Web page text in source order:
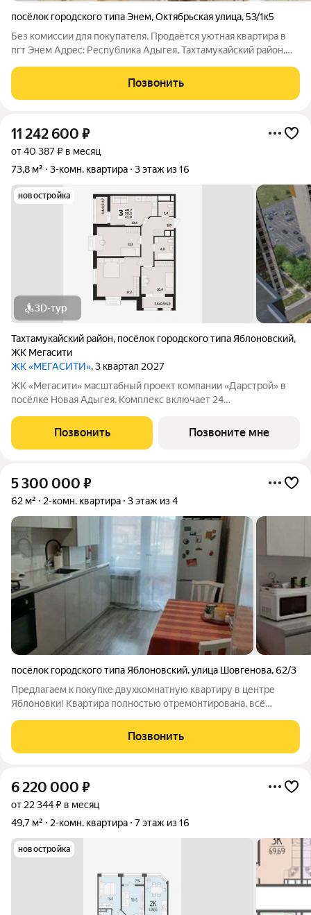
посёлок городского типа Энем,Октябрьская улица,53/1к5
Без комиссии для покупателя. Продаётся уютная квартира в
пгт Энем Адрес: Республика Адыгея, Тахтамукайский район,
кирпичный дом 2017 года постройки. Квартира на 5м этаже.
Просторная кухнягостиная
Позвонить
11 242 600 ₽
от 40 387 ₽ в месяц
73,8 м²
3-комн. квартира 3 этаж из 16
новостройка
3D-тур
Тахтамукайский район, посёлок городского типа Яблоновский,
ЖК Мегасити
ЖК «МЕГАСИТИ», 3 квартал 2027
ЖК «Мегасити» масштабный проект компании «Дарстрой» в
посёлке Новая Адыгея. Комплекс включает 24
мест и детский сад на 280 мест. В комплексе представлены
квартиры от студий до трёхкомнатных с
Позвонить Позвоните мне
5 300 000 ₽
62 м² 2-комн. квартира 3 этаж из 4
посёлок городского типа Яблоновский,улица Шовгенова,62/3
Предлагаем к покупке двухкомнатную квартиру в центре
Яблоновки! Квартира полностью отремонтирована, всё
Любите тишину и уют? Тогда вам к нам! Дом новый, всего 20
квартир, соседи дружелюбные. В
Позвонить
6 220 000 ₽
от 22 344 ₽ в месяц
49,7 м²
2-комн. квартира 7 этаж из 16
новостройка